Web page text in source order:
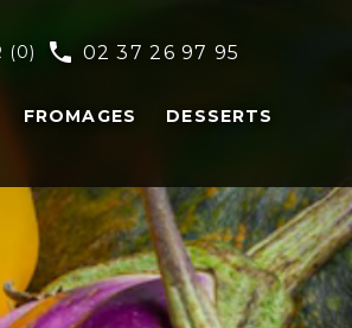
(0) phone 02 37 26 97 95
FROMAGES DESSERTS